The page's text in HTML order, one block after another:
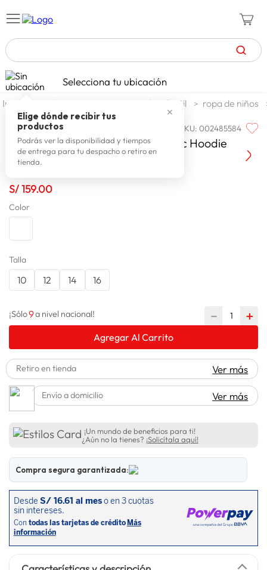
TÉRMINOS MÁS BUSCADOS
1. zapatillas mujer
2. celulares
3. zapatillas hombre
4. moda
7.
8.
9.
10. lavadora
Selecciona tu ubicación
✕
Elige dónde recibir tus
productos
Podrás ver la disponibilidad y tiempos
de entrega para tu despacho o retiro en
tienda.
moda y accesorios moda infantil ropa de niños
QUIKSILVER SKU:002485584
Quiksilver Poleron Urbano Graphic Hoodie
S/159.00
Color
Talla
10 12 14 16
¡Sólo9a nivel nacional! ＋
－
Agregar Al Carrito
Retiro en tienda Ver más
Envío a domicilio Ver más
¡Un mundo de beneficios para ti!
¿Aún no la tienes? ¡Solicítala aquí!
Compra segura garantizada: